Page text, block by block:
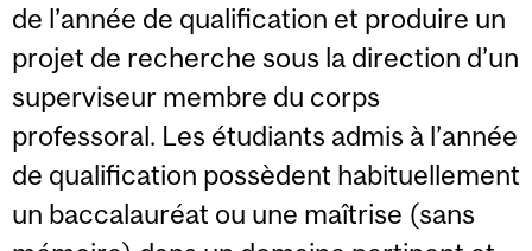
de l’année de qualification et produire un
projet de recherche sous la direction d’un
superviseur membre du corps
professoral. Les étudiants admis à l’année
de qualification possèdent habituellement
un baccalauréat ou une maîtrise (sans